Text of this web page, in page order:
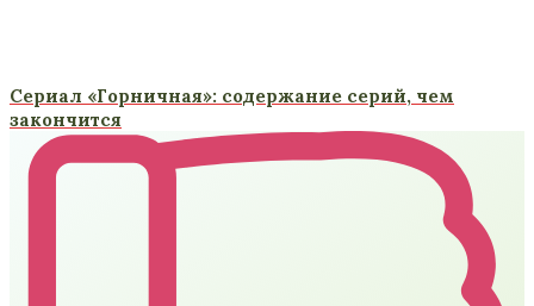
Сериал «Горничная»: содержание серий, чем
закончится